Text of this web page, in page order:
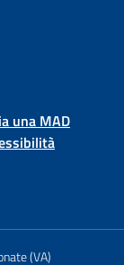
una MAD
(VA)